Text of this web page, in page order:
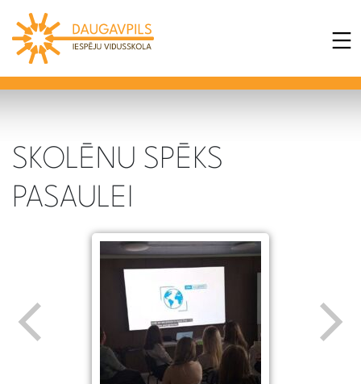
SKOLĒNU SPĒKS
PASAULEI